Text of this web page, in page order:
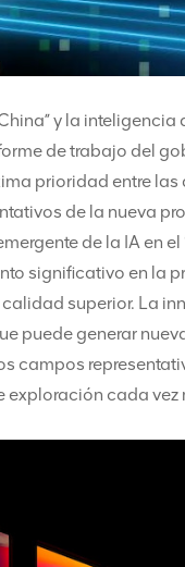
y la
de trabajo del
prioridad entre
de la nueva
de la IA en el
significativo en la
superior. La
puede generar
campos
cada vez